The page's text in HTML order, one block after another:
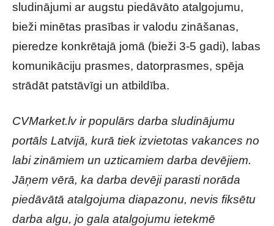
sludinājumi ar augstu piedāvāto atalgojumu,
bieži minētas prasības ir valodu zināšanas,
pieredze konkrētajā jomā (bieži 3-5 gadi), labas
komunikāciju prasmes, datorprasmes, spēja
strādāt patstāvīgi un atbildība.
CVMarket.lv ir populārs darba sludinājumu
portāls Latvijā, kurā tiek izvietotas vakances no
labi zināmiem un uzticamiem darba devējiem.
Jāņem vērā, ka darba devēji parasti norāda
piedāvātā atalgojuma diapazonu, nevis fiksētu
darba algu, jo gala atalgojumu ietekmē